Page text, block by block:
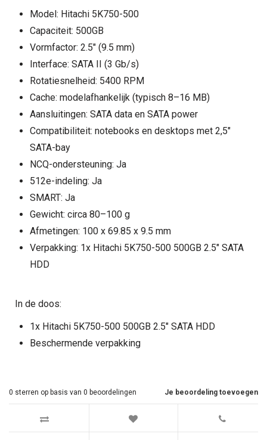
Model: Hitachi 5K750-500
Capaciteit: 500GB
Vormfactor: 2.5" (9.5 mm)
Interface: SATA II (3 Gb/s)
Rotatiesnelheid: 5400 RPM
Cache: modelafhankelijk (typisch 8–16 MB)
Aansluitingen: SATA data en SATA power
Compatibiliteit: notebooks en desktops met 2,5"
SATA-bay
NCQ-ondersteuning: Ja
512e-indeling: Ja
SMART: Ja
Gewicht: circa 80–100 g
Afmetingen: 100 x 69.85 x 9.5 mm
Verpakking: 1x Hitachi 5K750-500 500GB 2.5" SATA
HDD
In de doos:
1x Hitachi 5K750-500 500GB 2.5" SATA HDD
Beschermende verpakking
Je beoordeling toevoegen
0 sterren op basis van 0 beoordelingen